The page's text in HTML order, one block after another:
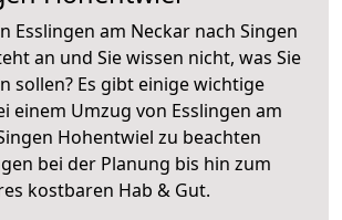
Esslingen am Neckar nach Singen
an und Sie wissen nicht, was Sie
sollen? Es gibt einige wichtige
einem Umzug von Esslingen am
Hohentwiel zu beachten
bei der Planung bis hin zum
kostbaren Hab & Gut.